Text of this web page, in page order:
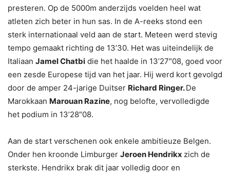
presteren. Op de 5000m anderzijds voelden heel wat
atleten zich beter in hun sas. In de A-reeks stond een
sterk internationaal veld aan de start. Meteen werd stevig
tempo gemaakt richting de 13’30. Het was uiteindelijk de
Italiaan Jamel Chatbi die het haalde in 13’27″08, goed voor
een zesde Europese tijd van het jaar. Hij werd kort gevolgd
door de amper 24-jarige Duitser Richard Ringer.De
Marokkaan Marouan Razine, nog belofte, vervolledigde
het podium in 13’28″08.
Aan de start verschenen ook enkele ambitieuze Belgen.
Onder hen kroonde Limburger Jeroen Hendrikx zich de
sterkste. Hendrikx brak dit jaar volledig door en